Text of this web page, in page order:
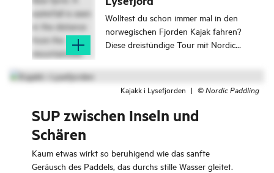
Wolltest du schon immer mal in den
norwegischen Fjorden Kajak fahren?
Diese dreistündige Tour mit Nordic
eines der besten Erlebnisse, das man
in der Gegend um Stavanger
machen kann. Unterwegs passierst
und Wasserfälle.
Kajakk i Lysefjorden | ©Nordic Paddling
SUP zwischen Inseln und
Schären
Kaum etwas wirkt so beruhigend wie das sanfte
Geräusch des Paddels, das durchs stille Wasser gleitet.